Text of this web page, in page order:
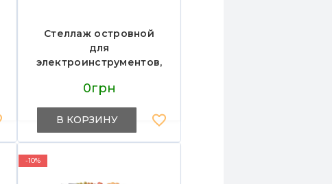
Стеллаж островной
для
электроинструментов,
0грн
В КОРЗИНУ
-10%